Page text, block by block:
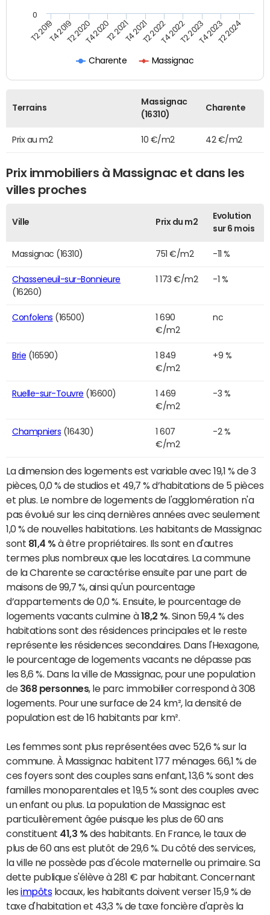
Charente Massignac
T2 2019T4 2019T2 2020T4 2020T2 2021T4 2021T2 2022T4 2022T2 2023T4 2023T2 2024
0
Terrains
Massignac
(16310)
Charente
Prix au m2 10 €/m2 42 €/m2
Prix immobiliers à Massignac et dans les
villes proches
Ville Prix du m2
Evolution
sur 6 mois
Massignac (16310) 751 €/m2 -11 %
Chasseneuil-sur-Bonnieure
(16260)
1 173 €/m2 -1 %
Confolens (16500)
1 690
€/m2
nc
Brie (16590)
1 849
€/m2
+9 %
Ruelle-sur-Touvre (16600)
1 469
€/m2
-3 %
Champniers (16430)
1 607
€/m2
-2 %
La dimension des logements est variable avec 19,1 % de 3
pièces, 0,0 % de studios et 49,7 % d’habitations de 5 pièces
et plus. Le nombre de logements de l'agglomération n'a
pas évolué sur les cinq dernières années avec seulement
1,0 % de nouvelles habitations. Les habitants de Massignac
sont 81,4 % à être propriétaires. Ils sont en d'autres
termes plus nombreux que les locataires. La commune
de la Charente se caractérise ensuite par une part de
maisons de 99,7 %, ainsi qu'un pourcentage
d’appartements de 0,0 %. Ensuite, le pourcentage de
logements vacants culmine à18,2 % . Sinon 59,4 % des
habitations sont des résidences principales et le reste
représente les résidences secondaires. Dans l'Hexagone,
le pourcentage de logements vacants ne dépasse pas
les 8,6 %. Dans la ville de Massignac, pour une population
de 368 personnes, le parc immobilier correspond à 308
logements. Pour une surface de 24 km², la densité de
population est de 16 habitants par km².
Les femmes sont plus représentées avec 52,6 % sur la
commune. À Massignac habitent 177 ménages. 66,1 % de
ces foyers sont des couples sans enfant, 13,6 % sont des
familles monoparentales et 19,5 % sont des couples avec
un enfant ou plus. La population de Massignac est
particulièrement âgée puisque les plus de 60 ans
constituent 41,3 % des habitants. En France, le taux de
plus de 60 ans est plutôt de 29,6 %. Du côté des services,
la ville ne possède pas d'école maternelle ou primaire. Sa
dette publique s'élève à 281 € par habitant. Concernant
lesimpôtslocaux, les habitants doivent verser 15,9 % de
taxe d'habitation et 43,3 % de taxe foncière d'après la